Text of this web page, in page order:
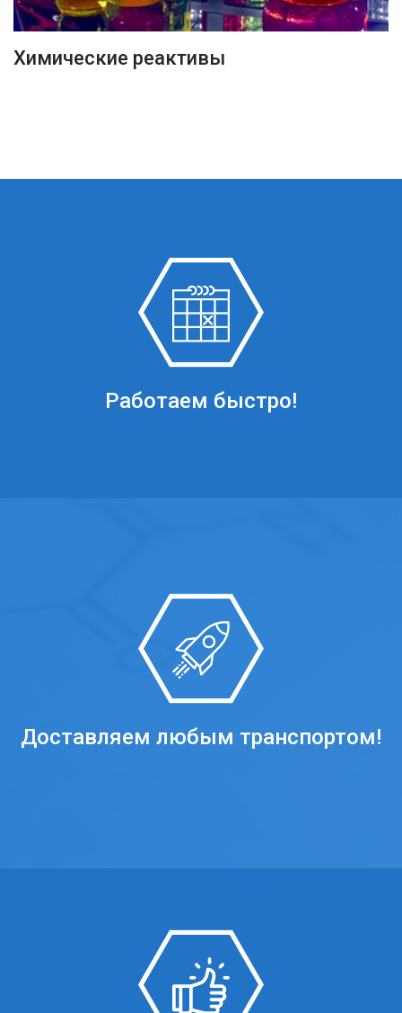
ПОДРОБНЕЕ
Химические реактивы
Работаем быстро!
Доставляем любым транспортом!